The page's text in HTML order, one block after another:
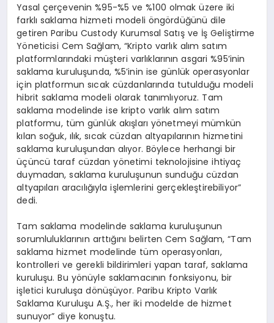
Yasal çerçevenin %95-%5 ve %100 olmak üzere iki
farklı saklama hizmeti modeli öngördüğünü dile
getiren Paribu Custody Kurumsal Satış ve İş Geliştirme
Yöneticisi Cem Sağlam, “Kripto varlık alım satım
platformlarındaki müşteri varlıklarının asgari %95’inin
saklama kuruluşunda, %5’inin ise günlük operasyonlar
için platformun sıcak cüzdanlarında tutulduğu modeli
hibrit saklama modeli olarak tanımlıyoruz. Tam
saklama modelinde ise kripto varlık alım satım
platformu, tüm günlük akışları yönetmeyi mümkün
kılan soğuk, ılık, sıcak cüzdan altyapılarının hizmetini
saklama kuruluşundan alıyor. Böylece herhangi bir
üçüncü taraf cüzdan yönetimi teknolojisine ihtiyaç
duymadan, saklama kuruluşunun sunduğu cüzdan
altyapıları aracılığıyla işlemlerini gerçekleştirebiliyor”
dedi.
Tam saklama modelinde saklama kuruluşunun
sorumluluklarının arttığını belirten Cem Sağlam, “Tam
saklama hizmet modelinde tüm operasyonları,
kontrolleri ve gerekli bildirimleri yapan taraf, saklama
kuruluşu. Bu yönüyle saklamacının fonksiyonu, bir
işletici kuruluşa dönüşüyor. Paribu Kripto Varlık
Saklama Kuruluşu A.Ş., her iki modelde de hizmet
sunuyor” diye konuştu.